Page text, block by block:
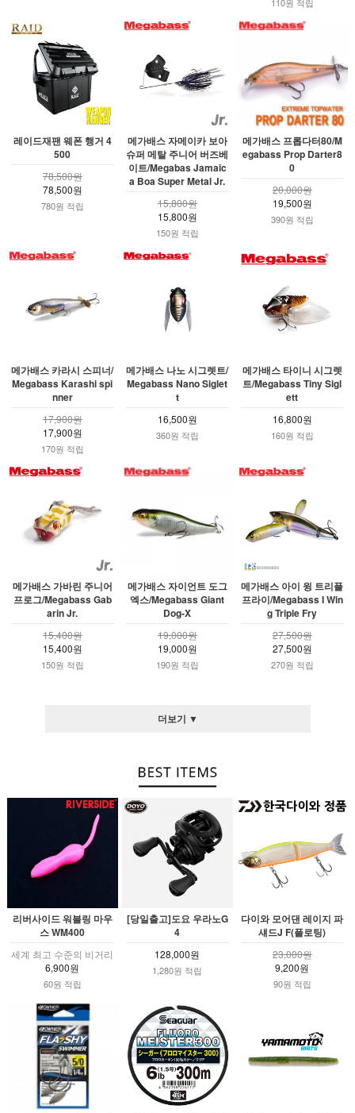
110원 적립
레이드재팬 웨폰 행거 4
500
78,500원
78,500원
780원 적립
메가배스 자메이카 보아
슈퍼 메탈 주니어 버즈베
이트/Megabas Jamaic
a Boa Super Metal Jr.
15,800원
15,800원
150원 적립
메가배스 프롭다터80/M
egabass Prop Darter8
0
20,000원
19,500원
390원 적립
메가배스 카라시 스피너/
Megabass Karashi spi
nner
17,900원
17,900원
170원 적립
메가배스 나노 시그렛트/
Megabass Nano Siglet
t
16,500원
360원 적립
메가배스 타이니 시그렛
트/Megabass Tiny Sigl
ett
16,800원
160원 적립
메가배스 가바린 주니어
프로그/Megabass Gab
arin Jr.
15,400원
15,400원
150원 적립
메가배스 자이언트 도그
엑스/Megabass Giant
Dog-X
19,000원
19,000원
190원 적립
메가배스 아이 윙 트리플
프라이/Megabass I Win
g Triple Fry
27,500원
27,500원
270원 적립
더보기 ▼
리버사이드 워블링 마우
스 WM400
세계 최고 수준의 비거리
6,900원
60원 적립
[당일출고]도요 우라노G
4
128,000원
1,280원 적립
다이와 모어댄 레이지 파
섀드J F(플로팅)
23,000원
9,200원
90원 적립